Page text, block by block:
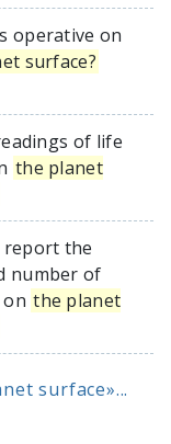
operative on
surface?
of life
the planet
report the
number of
the planet
surface»...